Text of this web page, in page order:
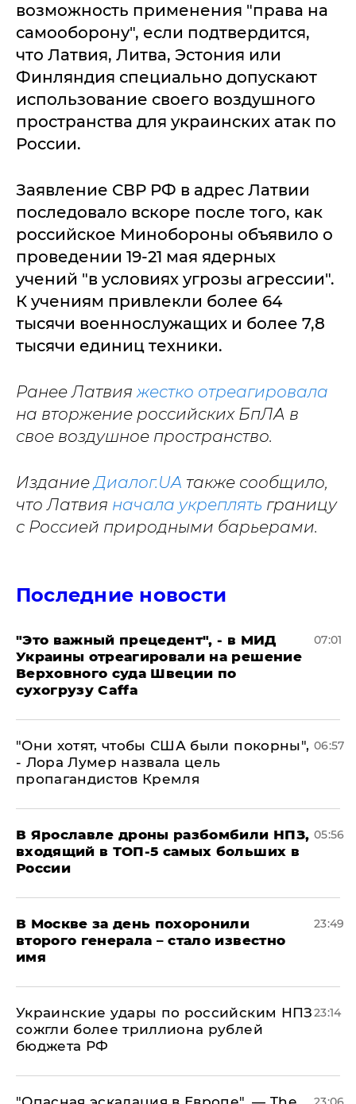
возможность применения "права на
самооборону", если подтвердится,
что Латвия, Литва, Эстония или
Финляндия специально допускают
использование своего воздушного
пространства для украинских атак по
России.
Заявление СВР РФ в адрес Латвии
последовало вскоре после того, как
российское Минобороны объявило о
проведении 19-21 мая ядерных
учений "в условиях угрозы агрессии".
К учениям привлекли более 64
тысячи военнослужащих и более 7,8
тысячи единиц техники.
Ранее Латвияжестко отреагировала
на вторжение российских БпЛА в
свое воздушное пространство.
ИзданиеДиалог.UA также сообщило,
что Латвия начала укреплять границу
с Россией природными барьерами.
Последние новости
"Это важный прецедент", - в МИД
Украины отреагировали на решение
Верховного суда Швеции по
сухогрузу Caffa
07:01
"Они хотят, чтобы США были покорны",
- Лора Лумер назвала цель
пропагандистов Кремля
06:57
В Ярославле дроны разбомбили НПЗ,
входящий в ТОП-5 самых больших в
России
05:56
В Москве за день похоронили
второго генерала – стало известно
имя
23:49
Украинские удары по российским НПЗ
сожгли более триллиона рублей
бюджета РФ
23:14